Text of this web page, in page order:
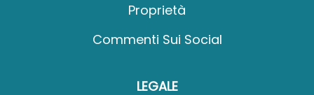
Proprietà
Commenti Sui Social
LEGALE